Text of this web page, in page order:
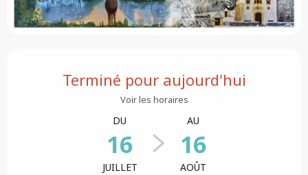
Terminé pour aujourd'hui
Voir les horaires
DU
16
JUILLET
AU
16
AOÛT